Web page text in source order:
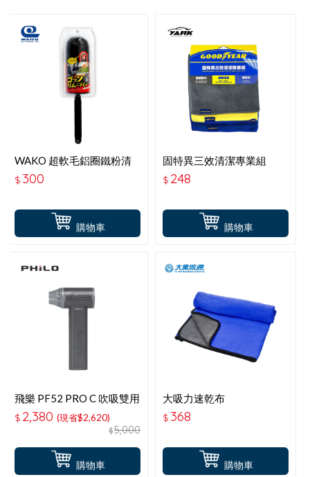
購物車
WAKO 超軟毛鋁圈鐵粉清
潔刷 CS-96
$ 300
購物車
固特異三效清潔專業組
$ 248
購物車
飛樂 PF52 PRO C 吹吸雙用
無刷暴力風槍
$ 2,380 (現省$2,620)
$5,000
購物車
大吸力速乾布
(大)60*150CM-藍灰 TA-
D032
$ 368